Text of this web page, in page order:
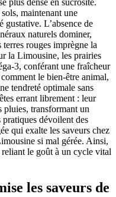
maintenant une
L’absence de
naturels dominer,
rouges imprègne la
la Limousine, les prairies
3, conférant une fraîcheur
le bien-être animal,
tendreté optimale sans
errant librement : leur
pluies, transformant un
dévoilent des
qui exalte les saveurs chez
si mal gérée. Ainsi,
le goût à un cycle vital
les saveurs de